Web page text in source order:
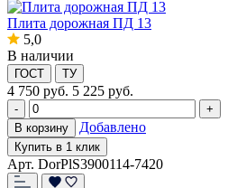
Плита дорожная ПД 13
5,0
В наличии
ГОСТ ТУ
4 750 руб. 5 225 руб.
-
+
В корзину
Добавлено
Купить в 1 клик
Арт. DorPlS3900114-7420